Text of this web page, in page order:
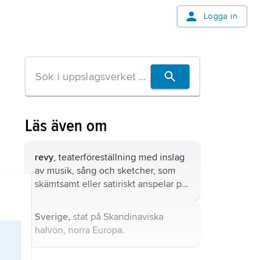
Logga in
Läs även om
revy, teaterföreställning med inslag
av musik, sång och sketcher, som
skämtsamt eller satiriskt anspelar på
Sverige, stat på Skandinaviska
halvön, norra Europa.